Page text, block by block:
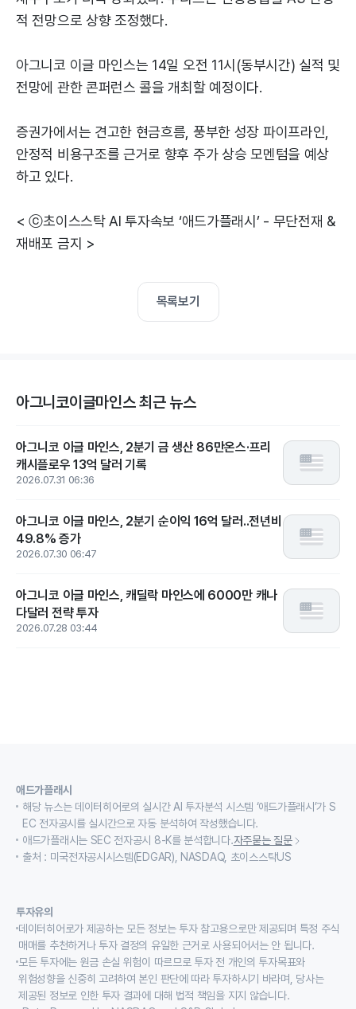
적 전망으로 상향 조정했다.
아그니코 이글 마인스는 14일 오전 11시(동부시간) 실적 및
전망에 관한 콘퍼런스 콜을 개최할 예정이다.
증권가에서는 견고한 현금흐름, 풍부한 성장 파이프라인,
안정적 비용구조를 근거로 향후 주가 상승 모멘텀을 예상
하고 있다.
< ⓒ초이스스탁 AI 투자속보 ‘애드가플래시’ - 무단전재 &
재배포 금지 >
목록보기
아그니코이글마인스 최근 뉴스
아그니코 이글 마인스, 2분기 금 생산 86만온스·프리
캐시플로우 13억 달러 기록
2026.07.31 06:36
아그니코 이글 마인스, 2분기 순이익 16억 달러..전년비
49.8% 증가
2026.07.30 06:47
아그니코 이글 마인스, 캐딜락 마인스에 6000만 캐나
다달러 전략 투자
2026.07.28 03:44
애드가플래시
해당 뉴스는 데이터히어로의 실시간 AI 투자분석 시스템 ‘애드가플래시’가 S
EC 전자공시를 실시간으로 자동 분석하여 작성했습니다.
애드가플래시는 SEC 전자공시 8-K를 분석합니다.자주묻는 질문
출처 : 미국전자공시시스템(EDGAR), NASDAQ, 초이스스탁US
투자유의
데이터히어로가 제공하는 모든 정보는 투자 참고용으로만 제공되며 특정 주식
매매를 추천하거나 투자 결정의 유일한 근거로 사용되어서는 안 됩니다.
모든 투자에는 원금 손실 위험이 따르므로 투자 전 개인의 투자목표와
위험성향을 신중히 고려하여 본인 판단에 따라 투자하시기 바라며, 당사는
제공된 정보로 인한 투자 결과에 대해 법적 책임을 지지 않습니다.